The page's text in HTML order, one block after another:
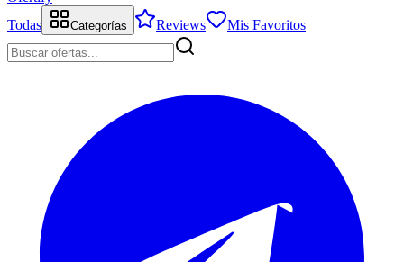
Todas
Categorías Reviews Mis Favoritos